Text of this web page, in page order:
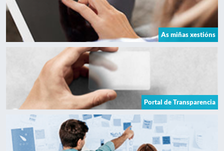
As miñas xestións
Portal de Transparencia